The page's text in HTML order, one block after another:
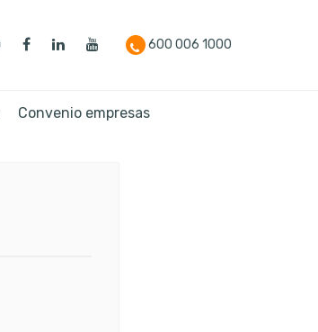
600 006 1000
Convenio empresas